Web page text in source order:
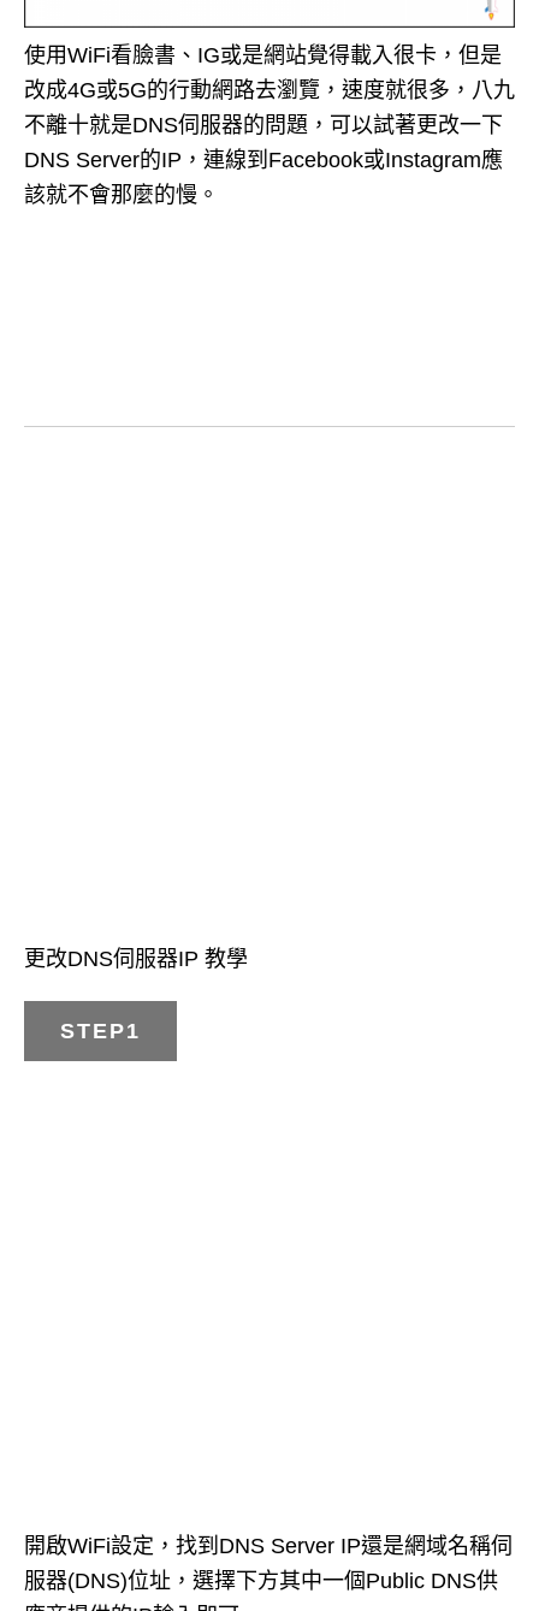
使用WiFi看臉書、IG或是網站覺得載入很卡，但是
改成4G或5G的行動網路去瀏覽，速度就很多，八九
不離十就是DNS伺服器的問題，可以試著更改一下
DNS Server的IP，連線到Facebook或Instagram應
該就不會那麼的慢。
更改DNS伺服器IP 教學
STEP1
開啟WiFi設定，找到DNS Server IP還是網域名稱伺
服器(DNS)位址，選擇下方其中一個Public DNS供